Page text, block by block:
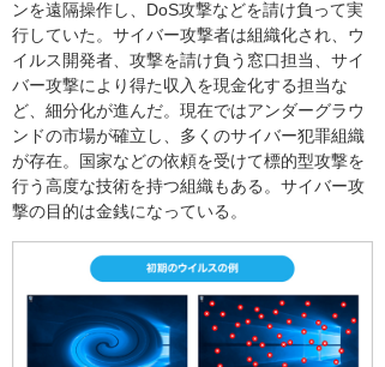
ンを遠隔操作し、DoS攻撃などを請け負って実
行していた。サイバー攻撃者は組織化され、ウ
イルス開発者、攻撃を請け負う窓口担当、サイ
バー攻撃により得た収入を現金化する担当な
ど、細分化が進んだ。現在ではアンダーグラウ
ンドの市場が確立し、多くのサイバー犯罪組織
が存在。国家などの依頼を受けて標的型攻撃を
行う高度な技術を持つ組織もある。サイバー攻
撃の目的は金銭になっている。